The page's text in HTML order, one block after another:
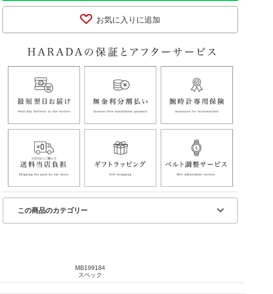
お気に入りに追加
この商品のカテゴリー
MB199184
スペック